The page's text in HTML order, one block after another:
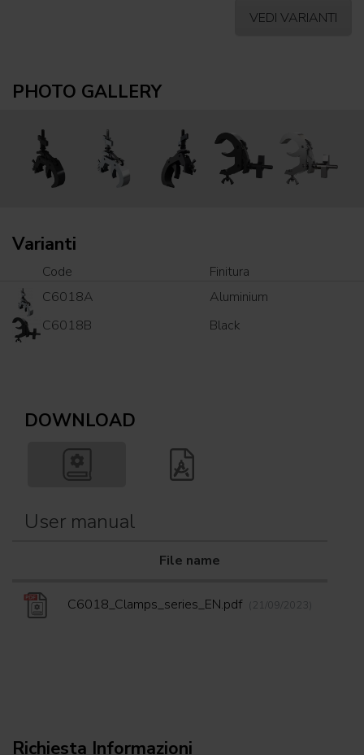
VEDI VARIANTI
PHOTO GALLERY
Varianti
Code
Finitura
C6018A
Aluminium
C6018B
Black
DOWNLOAD
User manual
File name
C6018_Clamps_series_EN.pdf (21/09/2023)
Richiesta Informazioni